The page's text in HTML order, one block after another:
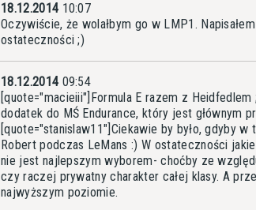
18.12.2014 10:07
Oczywiście, że wolałbym go w LMP1.
ostateczności ;)
18.12.2014 09:54
[quote="macieiii"]Formula E razem z
dodatek do MŚ Endurance, który jest głównym
[quote="stanislaw11"]Ciekawie by było, gdyby
Robert podczas LeMans :) W ostateczności
nie jest najlepszym wyborem- choćby ze
czy raczej prywatny charakter całej klasy. A
najwyższym poziomie.